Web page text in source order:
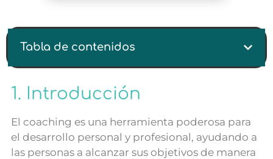
Tabla de contenidos
1. Introducción
El coaching es una herramienta poderosa para
el desarrollo personal y profesional, ayudando a
las personas a alcanzar sus objetivos de manera